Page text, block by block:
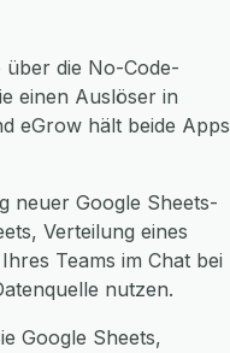
über die No-Code-
einen Auslöser in
eGrow hält beide Apps
neuer Google Sheets-
Verteilung eines
Teams im Chat bei
nutzen.
Google Sheets,